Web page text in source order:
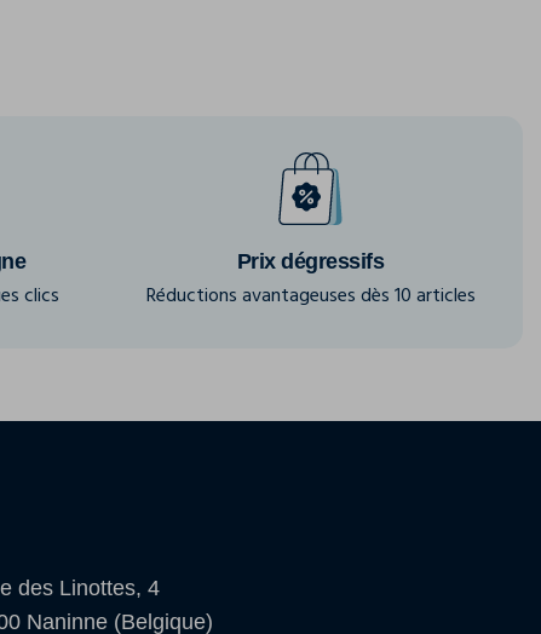
clics
Prix dégressifs
Réductions avantageuses dès 10 articles
des Linottes, 4
Naninne (Belgique)